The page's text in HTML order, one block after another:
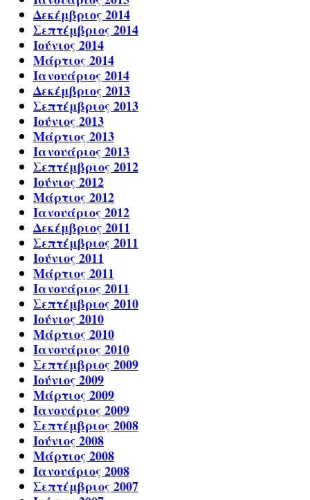
Δεκέμβριος 2014
Σεπτέμβριος 2014
Ιούνιος 2014
Μάρτιος 2014
Ιανουάριος 2014
Δεκέμβριος 2013
Σεπτέμβριος 2013
Ιούνιος 2013
Μάρτιος 2013
Ιανουάριος 2013
Σεπτέμβριος 2012
Ιούνιος 2012
Μάρτιος 2012
Ιανουάριος 2012
Δεκέμβριος 2011
Σεπτέμβριος 2011
Ιούνιος 2011
Μάρτιος 2011
Ιανουάριος 2011
Σεπτέμβριος 2010
Ιούνιος 2010
Μάρτιος 2010
Ιανουάριος 2010
Σεπτέμβριος 2009
Ιούνιος 2009
Μάρτιος 2009
Ιανουάριος 2009
Σεπτέμβριος 2008
Ιούνιος 2008
Μάρτιος 2008
Ιανουάριος 2008
Σεπτέμβριος 2007